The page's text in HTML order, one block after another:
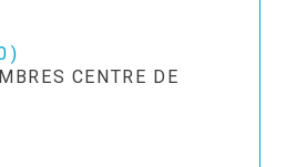
CENTRE DE